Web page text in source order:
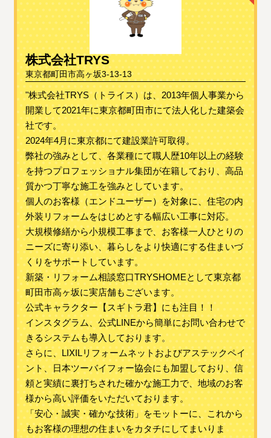
株式会社TRYS
東京都町田市高ヶ坂3-13-13
"株式会社TRYS（トライス）は、2013年個人事業から
開業して2021年に東京都町田市にて法人化した建築会
社です。
2024年4月に東京都にて建設業許可取得。
弊社の強みとして、各業種にて職人歴10年以上の経験
を持つプロフェッショナル集団が在籍しており、高品
質かつ丁寧な施工を強みとしています。
個人のお客様（エンドユーザー）を対象に、住宅の内
外装リフォームをはじめとする幅広い工事に対応。
大規模修繕から小規模工事まで、お客様一人ひとりの
ニーズに寄り添い、暮らしをより快適にする住まいづ
くりをサポートしています。
新築・リフォーム相談窓口TRYSHOMEとして東京都
町田市高ヶ坂に実店舗もございます。
公式キャラクター【スギトラ君】にも注目！！
インスタグラム、公式LINEから簡単にお問い合わせで
きるシステムも導入しております。
さらに、LIXILリフォームネットおよびアステックペイ
ント、日本ツーバイフォー協会にも加盟しており、信
頼と実績に裏打ちされた確かな施工力で、地域のお客
様から高い評価をいただいております。
「安心・誠実・確かな技術」をモットーに、これから
もお客様の理想の住まいをカタチにしてまいりま